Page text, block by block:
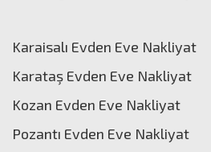
Karaisalı Evden Eve Nakliyat
Karataş Evden Eve Nakliyat
Kozan Evden Eve Nakliyat
Pozantı Evden Eve Nakliyat